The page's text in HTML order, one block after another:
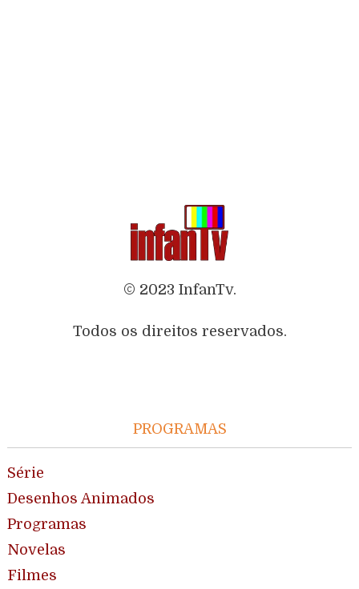
© 2023 InfanTv.
Todos os direitos reservados.
PROGRAMAS
Série
Desenhos Animados
Programas
Novelas
Filmes